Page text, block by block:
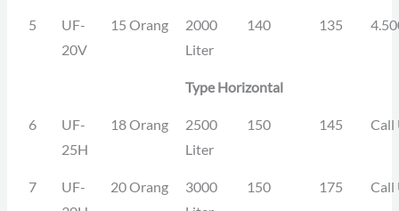
5
UF-
20V
15 Orang
2000
Liter
140 135
Type Horizontal
6
UF-
25H
18 Orang
2500
Liter
150 145 Call
7
UF-
20 Orang
3000
150 175 Call